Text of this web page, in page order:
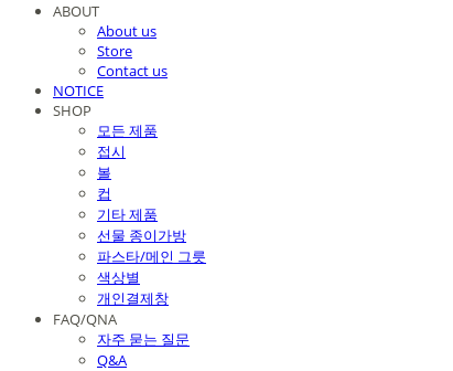
ABOUT
About us
Store
Contact us
NOTICE
SHOP
모든 제품
접시
볼
컵
기타 제품
선물 종이가방
파스타/메인 그릇
색상별
개인결제창
FAQ/QNA
자주 묻는 질문
Q&A